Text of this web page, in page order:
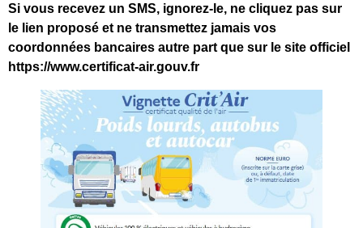
Si vous recevez un SMS, ignorez-le, ne cliquez pas sur
le lien proposé et ne transmettez jamais vos
coordonnées bancaires autre part que sur le site officiel
https://www.certificat-air.gouv.fr